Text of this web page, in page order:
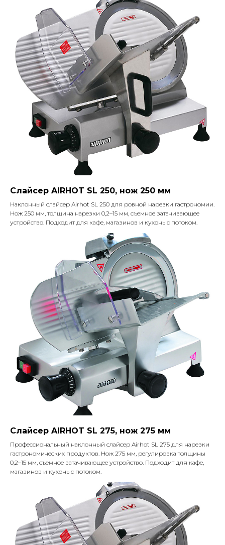
Слайсер AIRHOT SL 250, нож 250 мм
Наклонный слайсер Airhot SL 250 для ровной нарезки гастрономии.
Нож 250 мм, толщина нарезки 0,2–15 мм, съемное затачивающее
устройство. Подходит для кафе, магазинов и кухонь с потоком.
Слайсер AIRHOT SL 275, нож 275 мм
Профессиональный наклонный слайсер Airhot SL 275 для нарезки
гастрономических продуктов. Нож 275 мм, регулировка толщины
0,2–15 мм, съемное затачивающее устройство. Подходит для кафе,
магазинов и кухонь с потоком.